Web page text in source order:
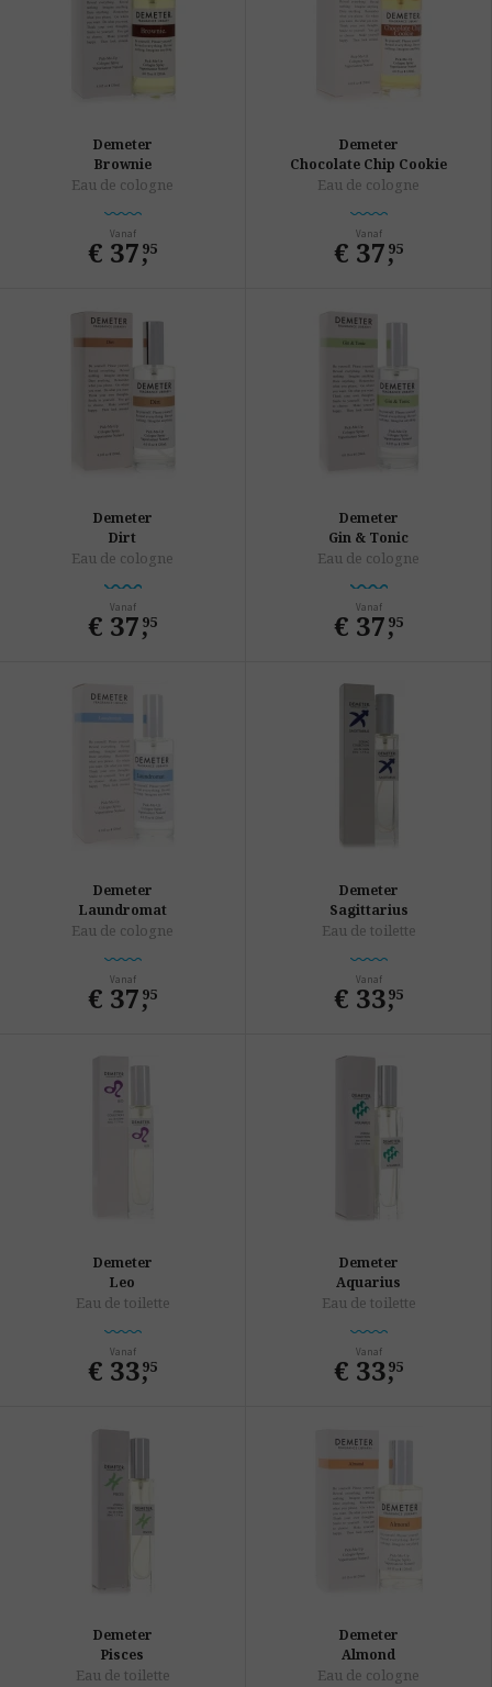
Demeter
Brownie
Eau de cologne
Vanaf
€ 37,
95
Demeter
Chocolate Chip Cookie
Eau de cologne
Vanaf
€ 37,
95
Demeter
Dirt
Eau de cologne
Vanaf
€ 37,
95
Demeter
Gin & Tonic
Eau de cologne
Vanaf
€ 37,
95
Demeter
Laundromat
Eau de cologne
Vanaf
€ 37,
95
Demeter
Sagittarius
Eau de toilette
Vanaf
€ 33,
95
Demeter
Leo
Eau de toilette
Vanaf
€ 33,
95
Demeter
Aquarius
Eau de toilette
Vanaf
€ 33,
95
Demeter
Pisces
Eau de toilette
Demeter
Almond
Eau de cologne